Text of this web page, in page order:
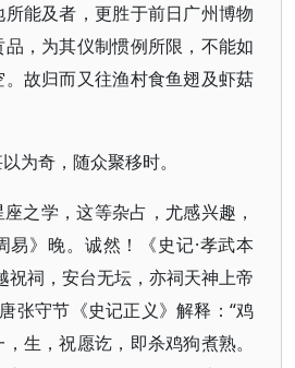
能及者，更胜于前日广州博物
，为其仪制惯例所限，不能如
故归而又往渔村食鱼翅及虾菇
为奇，随众聚移时。
之学，这等杂占，尤感兴趣，
易》晚。诚然！《史记·孝武本
祝祠，安台无坛，亦祠天神上帝
张守节《史记正义》解释：“鸡
生，祝愿讫，即杀鸡狗煮熟。